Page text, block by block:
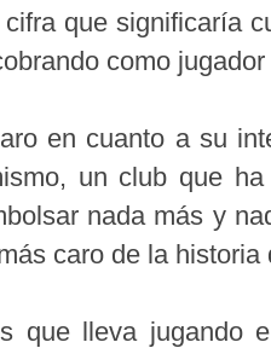
que significaría
como
en cuanto a su
un club que
nada más y
caro de la
que lleva jugando